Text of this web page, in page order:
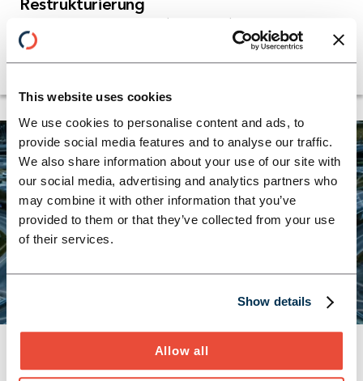
This website uses cookies
We use cookies to personalise content and ads, to
provide social media features and to analyse our traffic.
We also share information about your use of our site with
our social media, advertising and analytics partners who
may combine it with other information that you’ve
provided to them or that they’ve collected from your use
of their services.
Show details
Allow all
Horn & Company ist Ihr Spezialist in
Krisensituationen und der
Restrukturierungsberatung.
AUTOMOTIVE KOMPETENZ
Production Footprint
Horn & Company unterstützt Sie bei der